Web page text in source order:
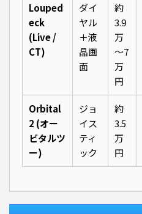
Louped
eck
(Live /
CT)
ダイ
ヤル
＋液
晶画
面
約
3.9
万
〜7
万
円
Orbital
2 (オー
ビタルツ
ー)
ジョ
イス
ティ
ック
約
3.5
万
円